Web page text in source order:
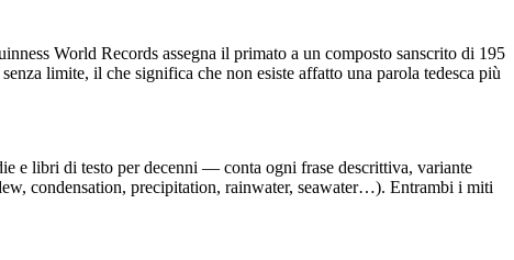
World Records assegna il primato a un composto sanscrito di 195
limite, il che significa che non esiste affatto una parola tedesca più
e libri di testo per decenni — conta ogni frase descrittiva, variante
condensation, precipitation, rainwater, seawater…). Entrambi i miti